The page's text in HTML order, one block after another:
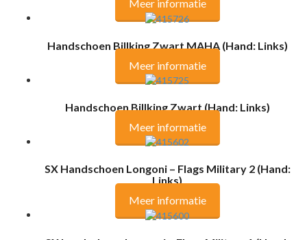
Meer informatie
Handschoen Billking Zwart MAHA (Hand: Links)
Meer informatie
Handschoen Billking Zwart (Hand: Links)
Meer informatie
SX Handschoen Longoni – Flags Military 2 (Hand:
Links)
Meer informatie